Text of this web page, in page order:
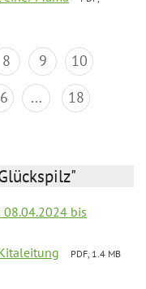
8 9
10
... 18
bis
PDF, 1.4 MB